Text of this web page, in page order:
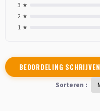
3 ★
2 ★
1 ★
BEOORDELING SCHRIJVEN
Sorteren :